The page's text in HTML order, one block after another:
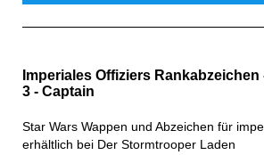
Imperiales Offiziers
3 - Captain
Star Wars Wappen und Abzeichen für
erhältlich bei Der Stormtrooper Laden